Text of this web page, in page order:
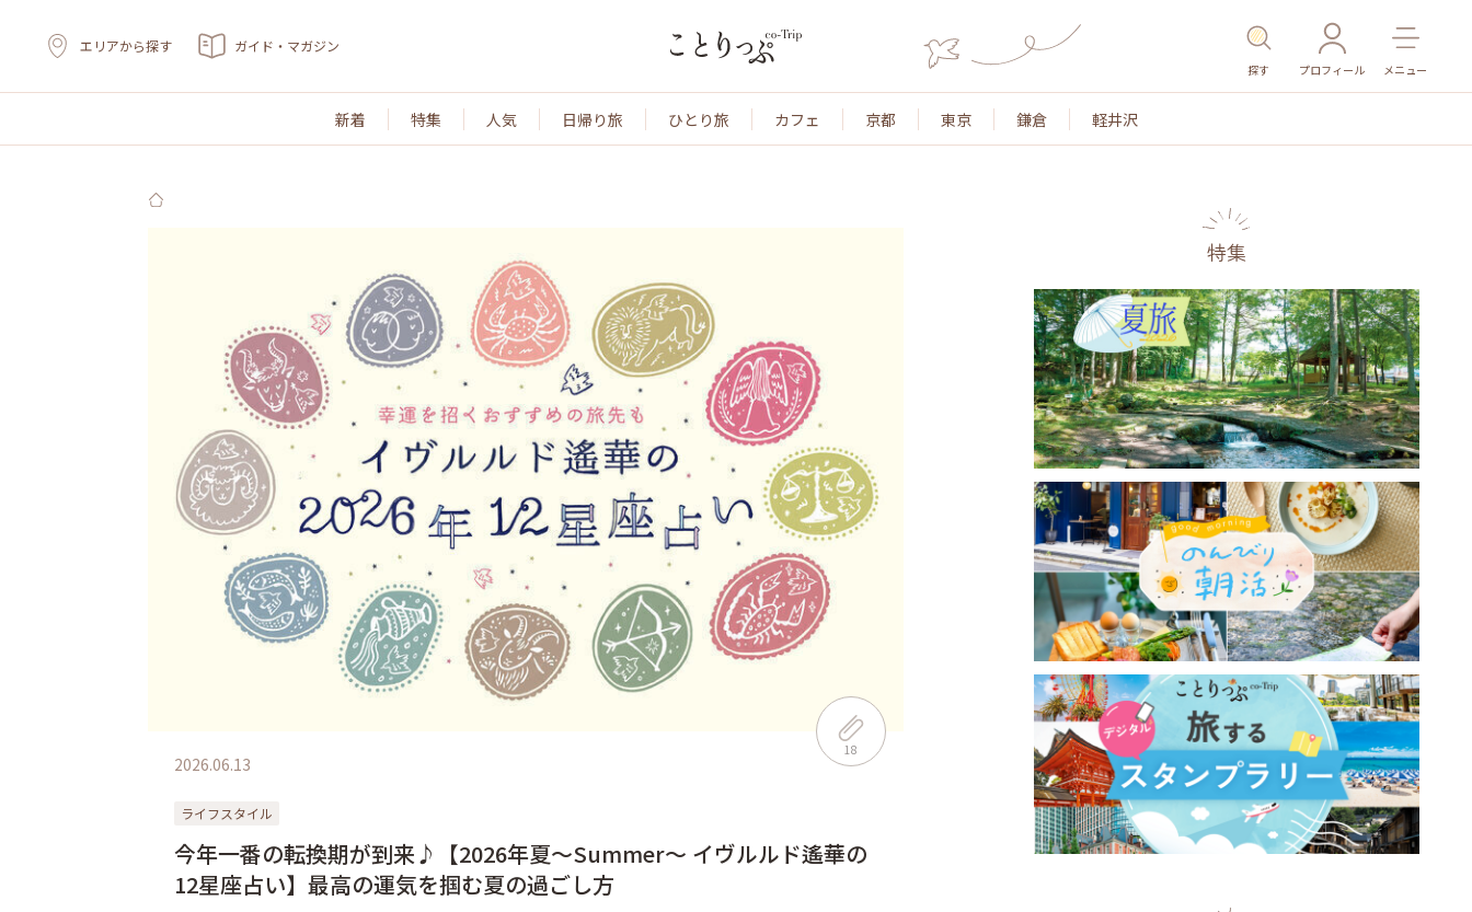
エリアから探す ガイド・マガジン
探す プロフィール メニュー
新着 特集 人気 日帰り旅 ひとり旅 カフェ 京都 東京 鎌倉 軽井沢
18
2026.06.13
ライフスタイル
今年一番の転換期が到来♪【2026年夏～Summer～ イヴルルド遙華の
12星座占い】最高の運気を掴む夏の過ごし方
特集